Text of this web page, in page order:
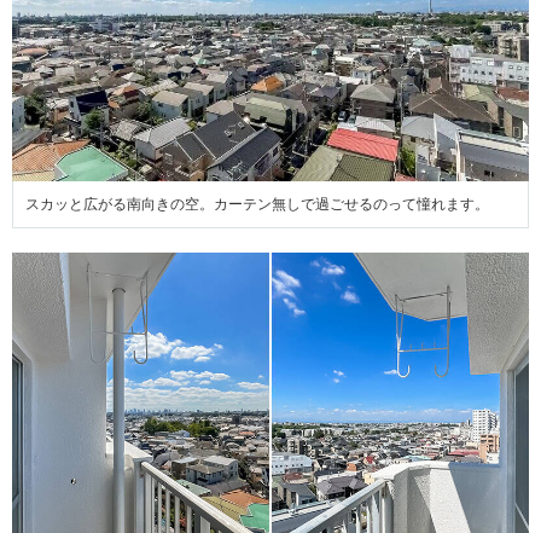
スカッと広がる南向きの空。カーテン無しで過ごせるのって憧れます。